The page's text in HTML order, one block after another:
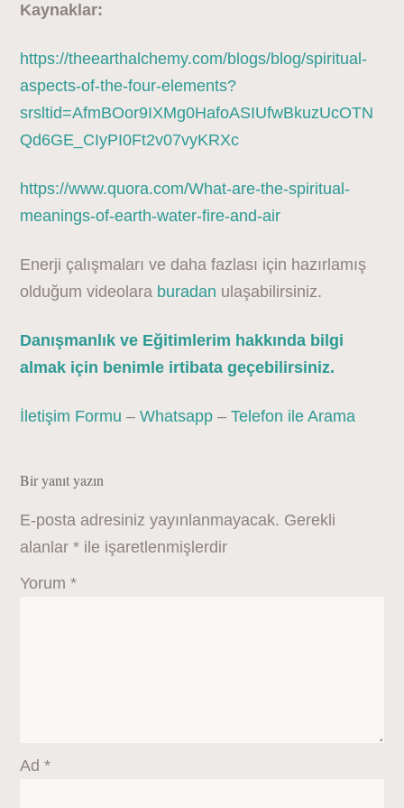
Kaynaklar:
https://theearthalchemy.com/blogs/blog/spiritual-
aspects-of-the-four-elements?
srsltid=AfmBOor9IXMg0HafoASIUfwBkuzUcOTN
Qd6GE_CIyPI0Ft2v07vyKRXc
https://www.quora.com/What-are-the-spiritual-
meanings-of-earth-water-fire-and-air
Enerji çalışmaları ve daha fazlası için hazırlamış
olduğum videolara buradan ulaşabilirsiniz.
Danışmanlık ve Eğitimlerim hakkında bilgi
almak için benimle irtibata geçebilirsiniz.
İletişim Formu –Whatsapp –Telefon ile Arama
Bir yanıt yazın
E-posta adresiniz yayınlanmayacak. Gerekli
alanlar* ile işaretlenmişlerdir
Yorum*
Ad*